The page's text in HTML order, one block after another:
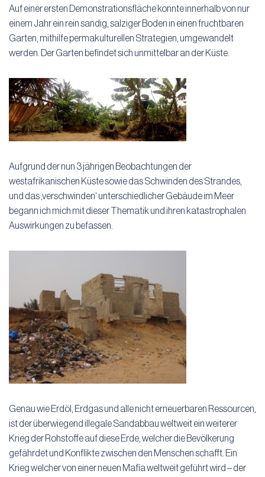
Auf einer ersten Demonstrationsfläche konnte innerhalb von nur
einem Jahr ein rein sandig, salziger Boden in einen fruchtbaren
Garten, mithilfe permakulturellen Strategien, umgewandelt
werden. Der Garten befindet sich unmittelbar an der Küste.
Aufgrund der nun 3 jährigen Beobachtungen der
westafrikanischen Küste sowie das Schwinden des Strandes,
und das ‚verschwinden‘ unterschiedlicher Gebäude im Meer
begann ich mich mit dieser Thematik und ihren katastrophalen
Auswirkungen zu befassen.
Genau wie Erdöl, Erdgas und alle nicht erneuerbaren Ressourcen,
ist der überwiegend illegale Sandabbau weltweit ein weiterer
Krieg der Rohstoffe auf diese Erde, welcher die Bevölkerung
gefährdet und Konflikte zwischen den Menschen schafft. Ein
Krieg welcher von einer neuen Mafia weltweit geführt wird – der